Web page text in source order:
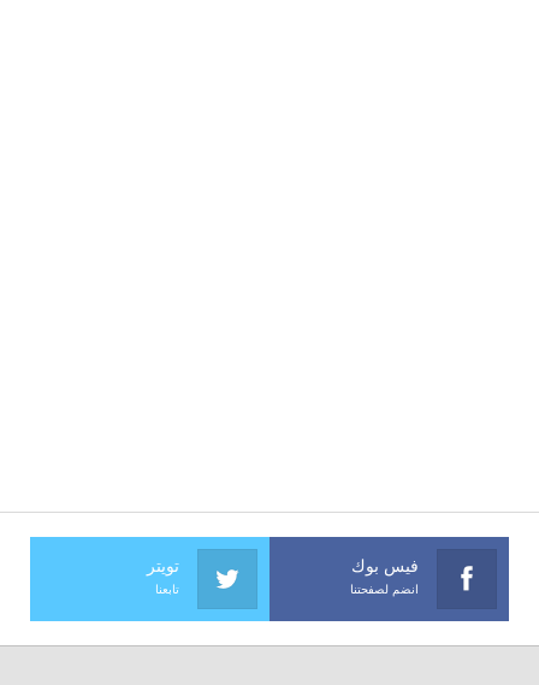
فيس بوك
انضم لصفحتنا
تويتر
تابعنا